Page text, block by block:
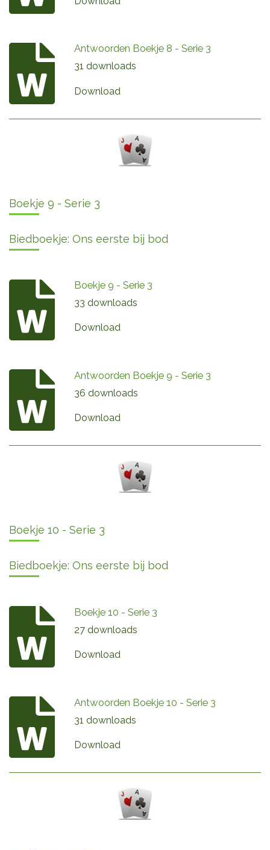
Antwoorden Boekje 8 - Serie 3
31 downloads
Download
Boekje 9 - Serie 3
Biedboekje: Ons eerste bij bod
Boekje 9 - Serie 3
33 downloads
Download
Antwoorden Boekje 9 - Serie 3
36 downloads
Download
Boekje 10 - Serie 3
Biedboekje: Ons eerste bij bod
Boekje 10 - Serie 3
27 downloads
Download
Antwoorden Boekje 10 - Serie 3
31 downloads
Download